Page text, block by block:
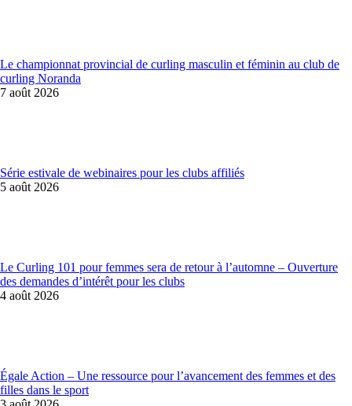
Le championnat provincial de curling masculin et féminin au club de
curling Noranda
7 août 2026
Série estivale de webinaires pour les clubs affiliés
5 août 2026
Le Curling 101 pour femmes sera de retour à l’automne – Ouverture
des demandes d’intérêt pour les clubs
4 août 2026
Égale Action – Une ressource pour l’avancement des femmes et des
filles dans le sport